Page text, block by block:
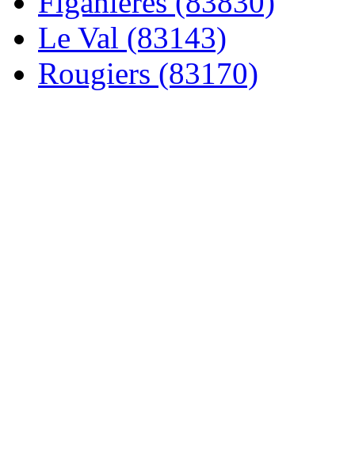
Le Val (83143)
Rougiers (83170)